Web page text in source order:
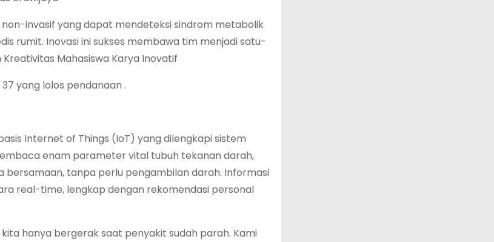
invasif yang dapat mendeteksi sindrom metabolik
rumit. Inovasi ini sukses membawa tim menjadi satu-
Mahasiswa Karya Inovatif
yang lolos pendanaan .
Internet of Things (IoT) yang dilengkapi sistem
enam parameter vital tubuh tekanan darah,
bersamaan, tanpa perlu pengambilan darah. Informasi
real-time, lengkap dengan rekomendasi personal
hanya bergerak saat penyakit sudah parah. Kami